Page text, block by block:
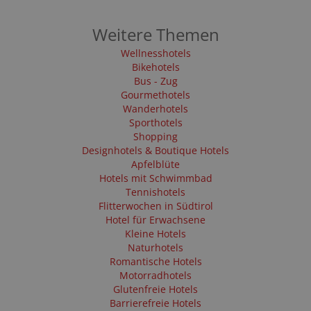
Weitere Themen
Wellnesshotels
Bikehotels
Bus - Zug
Gourmethotels
Wanderhotels
Sporthotels
Shopping
Designhotels & Boutique Hotels
Apfelblüte
Hotels mit Schwimmbad
Tennishotels
Flitterwochen in Südtirol
Hotel für Erwachsene
Kleine Hotels
Naturhotels
Romantische Hotels
Motorradhotels
Glutenfreie Hotels
Barrierefreie Hotels